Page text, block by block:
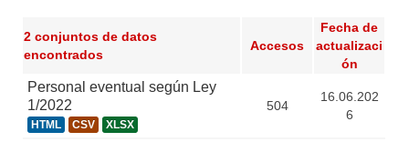
2 conjuntos de datos
encontrados
Accesos
Fecha de
actualizaci
ón
Personal eventual según Ley
1/2022
HTML CSV XLSX
504
16.06.202
6